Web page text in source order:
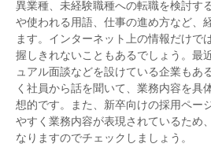
異業種、未経験職種への転職を検討す
や使われる用語、仕事の進め方など、
ます。インターネット上の情報だけで
握しきれないこともあるでしょう。最
ュアル面談などを設けている企業もあ
く社員から話を聞いて、業務内容を具
想的です。また、新卒向けの採用ペー
やすく業務内容が表現されているため
なりますのでチェックしましょう。